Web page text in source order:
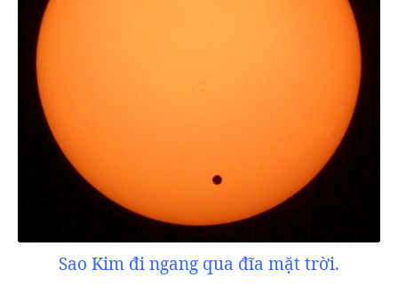
Sao Kim đi ngang qua đĩa mặt trời.